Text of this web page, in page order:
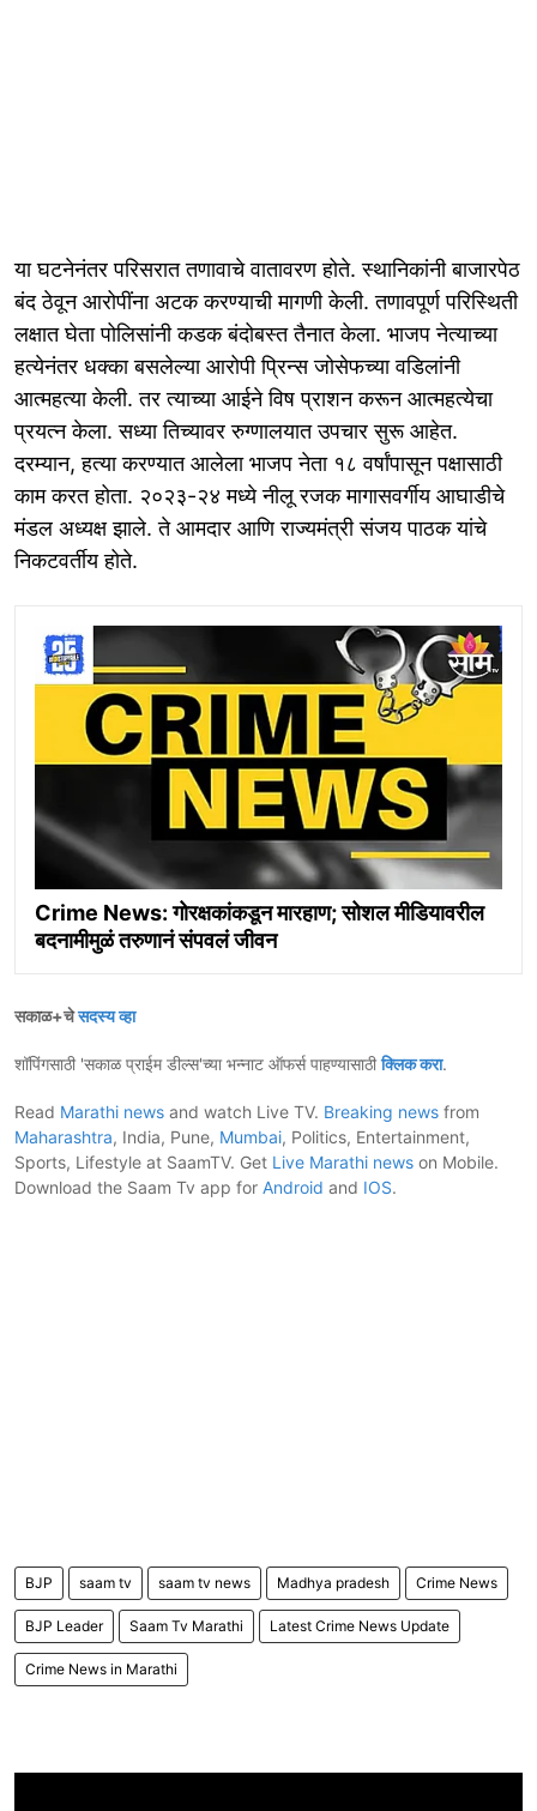
या घटनेनंतर परिसरात तणावाचे वातावरण होते. स्थानिकांनी बाजारपेठ
बंद ठेवून आरोपींना अटक करण्याची मागणी केली. तणावपूर्ण परिस्थिती
लक्षात घेता पोलिसांनी कडक बंदोबस्त तैनात केला. भाजप नेत्याच्या
हत्येनंतर धक्का बसलेल्या आरोपी प्रिन्स जोसेफच्या वडिलांनी
आत्महत्या केली. तर त्याच्या आईने विष प्राशन करून आत्महत्येचा
प्रयत्न केला. सध्या तिच्यावर रुग्णालयात उपचार सुरू आहेत.
दरम्यान, हत्या करण्यात आलेला भाजप नेता १८ वर्षांपासून पक्षासाठी
काम करत होता. २०२३-२४ मध्ये नीलू रजक मागासवर्गीय आघाडीचे
मंडल अध्यक्ष झाले. ते आमदार आणि राज्यमंत्री संजय पाठक यांचे
निकटवर्तीय होते.
Crime News: गोरक्षकांकडून मारहाण; सोशल मीडियावरील
बदनामीमुळं तरुणानं संपवलं जीवन
सकाळ+चेसदस्य व्हा
शॉपिंगसाठी 'सकाळ प्राईम डील्स'च्या भन्नाट ऑफर्स पाहण्यासाठीक्लिक करा.
Read Marathi news and watch Live TV. Breaking news from
Maharashtra, India, Pune, Mumbai, Politics, Entertainment,
Sports, Lifestyle at SaamTV. Get Live Marathi news on Mobile.
Download the Saam Tv app for Android and IOS.
BJP saam tv saam tv news Madhya pradesh Crime News
BJP Leader Saam Tv Marathi Latest Crime News Update
Crime News in Marathi